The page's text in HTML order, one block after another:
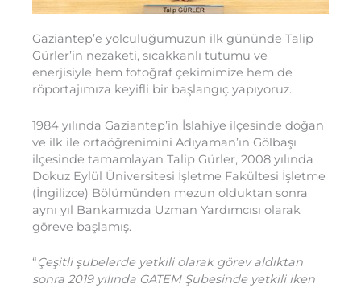
Gaziantep’e yolculuğumuzun ilk gününde Talip
Gürler’in nezaketi, sıcakkanlı tutumu ve
enerjisiyle hem fotoğraf çekimimize hem de
röportajımıza keyifli bir başlangıç yapıyoruz.
1984 yılında Gaziantep’in İslahiye ilçesinde doğan
ve ilk ile ortaöğrenimini Adıyaman’ın Gölbaşı
ilçesinde tamamlayan Talip Gürler, 2008 yılında
Dokuz Eylül Üniversitesi İşletme Fakültesi İşletme
(İngilizce) Bölümünden mezun olduktan sonra
aynı yıl Bankamızda Uzman Yardımcısı olarak
göreve başlamış.
“Çeşitli şubelerde yetkili olarak görev aldıktan
sonra 2019 yılında GATEM Şubesinde yetkili iken